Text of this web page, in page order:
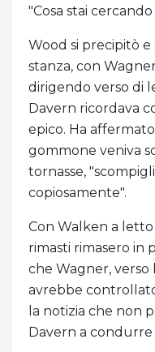
"Cosa stai
Wood si precipitò
stanza, con
dirigendo verso di
Davern ricordava
epico. Ha
gommone veniva
tornasse,
copiosamente".
Con Walken a
rimasti rimasero in
che Wagner, verso
avrebbe
la notizia che non
Davern a